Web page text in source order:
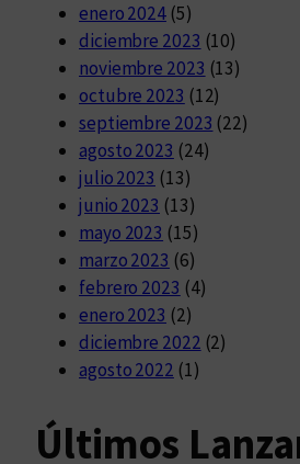
enero 2024 (5)
diciembre 2023 (10)
noviembre 2023 (13)
octubre 2023 (12)
septiembre 2023 (22)
agosto 2023 (24)
julio 2023 (13)
junio 2023 (13)
mayo 2023 (15)
marzo 2023 (6)
febrero 2023 (4)
enero 2023 (2)
diciembre 2022 (2)
agosto 2022 (1)
Últimos